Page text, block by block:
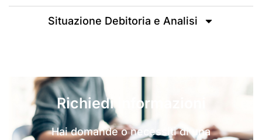
Situazione Debitoria e Analisi
Richiedi informazioni
Hai domande o necessiti di una